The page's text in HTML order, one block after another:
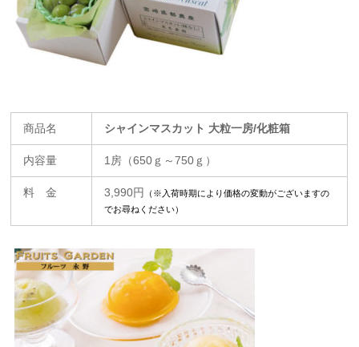
商品名 シャインマスカット 大粒一房/化粧箱
内容量 1房（650ｇ～750ｇ）
料 金 3,990円
（※入荷時期により価格の変動がございますの
でお尋ねください）